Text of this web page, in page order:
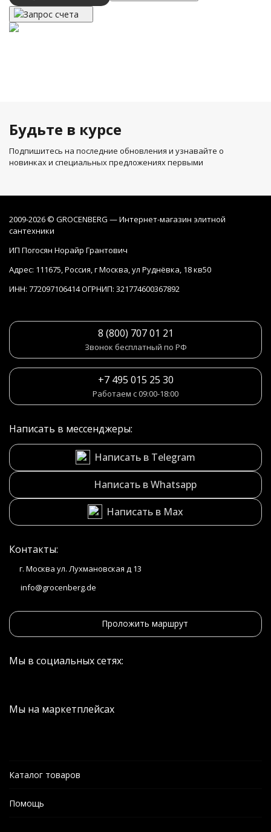
Запрос счета
Будьте в курсе
Подпишитесь на последние обновления и узнавайте о
новинках и специальных предложениях первыми
2009-2026 © GROCENBERG — Интернет-магазин элитной
сантехники
ИП Погосян Норайр Грантович
Адрес: 111675, Россия, г Москва, ул Руднёвка, 18 кв50
ИНН: 772097106414 ОГРНИП: 321774600367892
8 (800) 707 01 21
Звонок бесплатный по РФ
+7 495 015 25 30
Работаем с 09:00-18:00
Написать в мессенджеры:
Написать в Telegram
Написать в Whatsapp
Написать в Max
Контакты:
г. Москва ул. Лухмановская д 13
info@grocenberg.de
Проложить маршрут
Мы в социальных сетях:
Мы на маркетплейсах
Каталог товаров
Помощь